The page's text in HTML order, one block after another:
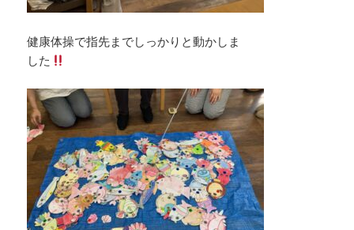
健康体操で指先までしっかりと動かしま
した